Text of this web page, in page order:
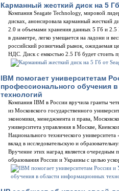
Карманный жесткий диск на 5
Компания Seagate Technology, мировой
дисках, анонсировала карманный жесткий
2.0 и объемами хранения данных 5 Гб и 2.5
в диаметре, легко умещается на ладони и
российский розничный рынок, ожидаемая
НДС. Диск с емкостью 2.5 Гб будет стоить
IBM помогает университетам
профессионального обучения
технологий
Компания IBM в России вручила гранты
из Московского государственного
экономики, менеджмента и права,
университета управления в Москве,
Национального технического
вклад в исследовательскую и
Вручение этих наград является
образования России и Украины с целью